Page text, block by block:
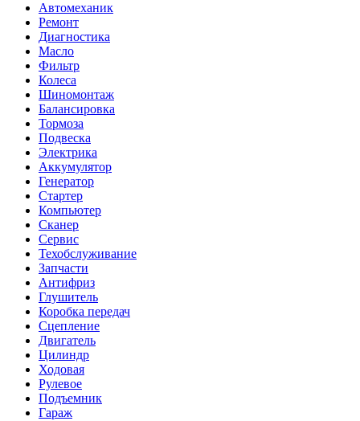
Автомеханик
Ремонт
Диагностика
Масло
Фильтр
Колеса
Шиномонтаж
Балансировка
Тормоза
Подвеска
Электрика
Аккумулятор
Генератор
Стартер
Компьютер
Сканер
Сервис
Техобслуживание
Запчасти
Антифриз
Глушитель
Коробка передач
Сцепление
Двигатель
Цилиндр
Ходовая
Рулевое
Подъемник
Гараж